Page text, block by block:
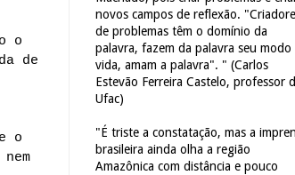
o
de
o
novos campos de reflexão.
de problemas têm o domínio da
palavra, fazem da palavra seu modo
vida, amam a palavra". " (Carlos
Estevão Ferreira Castelo, professor
Ufac)
"É triste a constatação, mas a
brasileira ainda olha a região
Amazônica com distância e pouco